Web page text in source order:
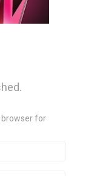
browser for